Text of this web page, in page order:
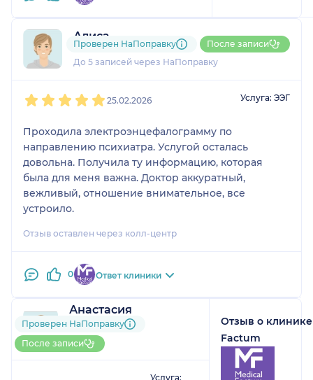
Алиса
1 отзыв
До 5 записей через НаПоправку
Проверен НаПоправку После записи
25.02.2026 Услуга: ЭЭГ
Проходила электроэнцефалограмму по
направлению психиатра. Услугой осталась
довольна. Получила ту информацию, которая
была для меня важна. Доктор аккуратный,
вежливый, отношение внимательное, все
устроило.
Отзыв оставлен через колл-центр
0 Ответ клиники
Анастасия
2 отзыва
До 5 записей через
НаПоправку
Проверен НаПоправку
После записи
Услуга:
Отзыв о
Factum